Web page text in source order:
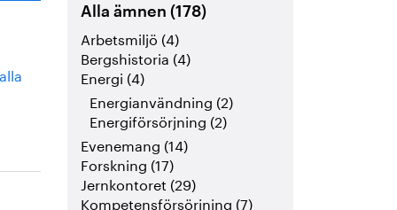
Alla ämnen (178)
Arbetsmiljö (4)
Bergshistoria (4)
Energi (4)
Energianvändning (2)
Energiförsörjning (2)
Evenemang (14)
Forskning (17)
Jernkontoret (29)
Kompetensförsörjning (7)